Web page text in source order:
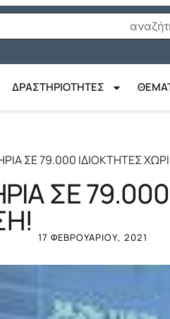
ΔΡΑΣΤΗΡΙΟΤΗΤΕΣ
ΣΕ 79.000 ΙΔΙΟΚΤΗΤΕΣ
ΣΕ
17 ΦΕΒΡΟΥΑΡΊΟΥ, 2021